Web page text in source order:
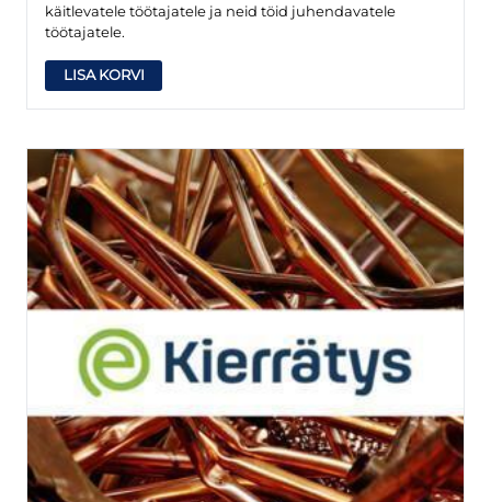
käitlevatele töötajatele ja neid töid juhendavatele
töötajatele.
LISA KORVI